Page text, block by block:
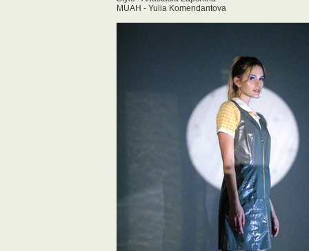
MUAH - Yulia Komendantova